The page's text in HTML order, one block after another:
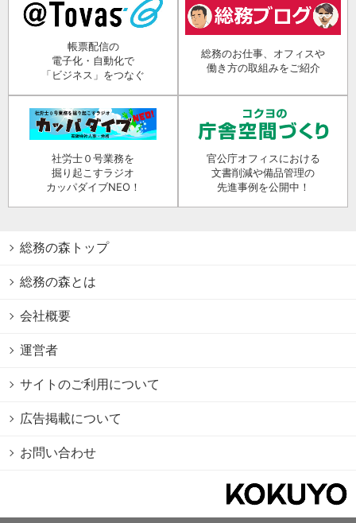
帳票配信の
電子化・自動化で
「ビジネス」をつなぐ
総務のお仕事、オフィスや
働き方の取組みをご紹介
社労士０号業務を
掘り起こすラジオ
カッパダイブNEO！
官公庁オフィスにおける
文書削減や備品管理の
先進事例を公開中！
総務の森トップ
総務の森とは
会社概要
運営者
サイトのご利用について
広告掲載について
お問い合わせ